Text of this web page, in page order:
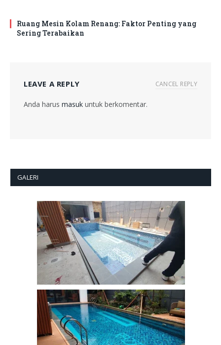
Ruang Mesin Kolam Renang: Faktor Penting yang
Sering Terabaikan
LEAVE A REPLY CANCEL REPLY
Anda harus masuk untuk berkomentar.
GALERI